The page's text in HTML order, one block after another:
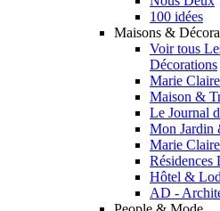
100 idées
Maisons &
Voir tous
Décorations
Marie
Maison &
Le Journal
Mon Jardin
Marie
Résidences
Hôtel &
AD -